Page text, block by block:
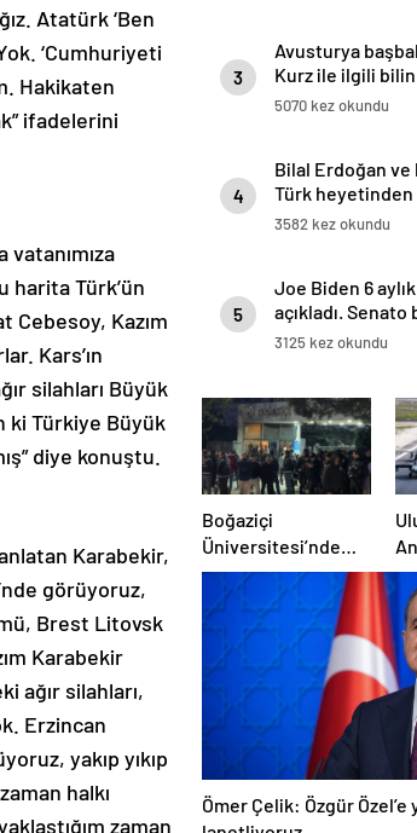
Atatürk ‘Ben
‘Cumhuriyeti
Hakikaten
ifadelerini
harita Türk’ün
Cebesoy, Kazım
Kars’ın
silahları Büyük
ki Türkiye Büyük
diye konuştu.
Karabekir,
görüyoruz,
Brest Litovsk
Karabekir
ağır silahları,
Erzincan
yakıp yıkıp
halkı
zaman
3
Avusturya
Kurz ile ilgili
5070 kez okundu
4
Bilal Erdoğan
Türk heyetinden
Emevi Camii’nde
3582 kez okundu
5
Joe Biden 6
açıkladı.
3125 kez okundu
Boğaziçi
Üniversitesi’nde
polise saldırı: 97
gözaltı
Ömer Çelik: Özgür Özel’e